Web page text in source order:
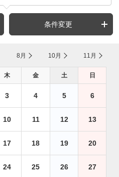
条件変更
8月 10月 11月
木 金 土 日
3 4 5 6
10 11 12 13
17 18 19 20
24 25 26 27